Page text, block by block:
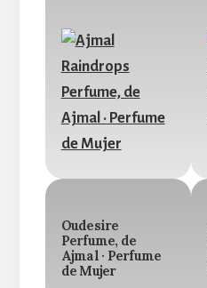
Oudesire
Perfume, de
Ajmal · Perfume
de Mujer